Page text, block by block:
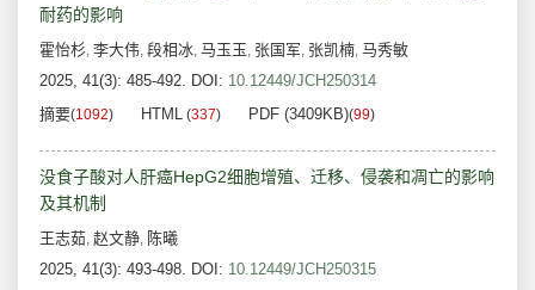
耐药的影响
霍怡杉, 李大伟, 段相冰, 马玉玉, 张国军, 张凯楠, 马秀敏
2025, 41(3): 485-492. DOI: 10.12449/JCH250314
摘要(1092) HTML (337) PDF (3409KB)(99)
没食子酸对人肝癌HepG2细胞增殖、迁移、侵袭和凋亡的影响
及其机制
王志茹, 赵文静, 陈曦
2025, 41(3): 493-498. DOI: 10.12449/JCH250315